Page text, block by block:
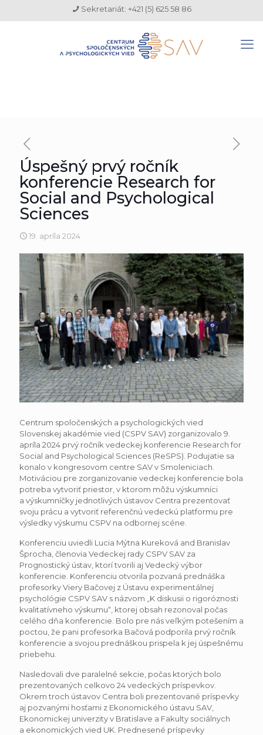
Sekretariát: +421 (5) 625 58 86
Úspešný prvý ročník
konferencie Research for
Social and Psychological
Sciences
19. apríla 2024
Centrum spoločenských a psychologických vied
Slovenskej akadémie vied (CSPV SAV) zorganizovalo 9.
apríla 2024 prvý ročník vedeckej konferencie Research for
Social and Psychological Sciences (ReSPS). Podujatie sa
konalo v kongresovom centre SAV v Smoleniciach.
Motiváciou pre zorganizovanie vedeckej konferencie bola
potreba vytvoriť priestor, v ktorom môžu výskumníci
a výskumníčky jednotlivých ústavov Centra prezentovať
svoju prácu a vytvoriť referenčnú vedeckú platformu pre
výsledky výskumu CSPV na odbornej scéne.
Konferenciu uviedli Lucia Mýtna Kureková and Branislav
Šprocha, členovia Vedeckej rady CSPV SAV za
Prognostický ústav, ktorí tvorili aj Vedecký výbor
konferencie. Konferenciu otvorila pozvaná prednáška
profesorky Viery Bačovej z Ústavu experimentálnej
psychológie CSPV SAV s názvom „K diskusii o rigoróznosti
kvalitatívneho výskumu“, ktorej obsah rezonoval počas
celého dňa konferencie. Bolo pre nás veľkým potešením a
poctou, že pani profesorka Bačová podporila prvý ročník
konferencie a svojou prednáškou prispela k jej úspešnému
priebehu.
Nasledovali dve paralelné sekcie, počas ktorých bolo
prezentovaných celkovo 24 vedeckých príspevkov.
Okrem troch ústavov Centra boli prezentované príspevky
aj pozvanými hosťami z Ekonomického ústavu SAV,
Ekonomickej univerzity v Bratislave a Fakulty sociálnych
a ekonomických vied UK. Prednesené príspevky